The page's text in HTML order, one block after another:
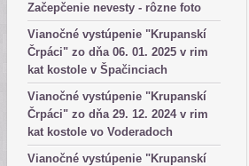
Začepčenie nevesty - rôzne foto
Vianočné vystúpenie "Krupanskí
Črpáci" zo dňa 06. 01. 2025 v rim
kat kostole v Špačinciach
Vianočné vystúpenie "Krupanskí
Črpáci" zo dňa 29. 12. 2024 v rim
kat kostole vo Voderadoch
Vianočné vystúpenie "Krupanskí